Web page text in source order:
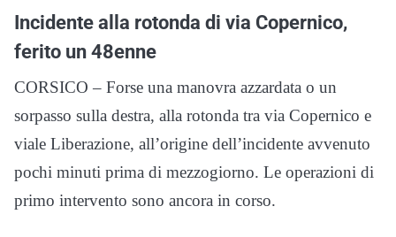
Incidente alla rotonda di via Copernico,
ferito un 48enne
CORSICO – Forse una manovra azzardata o un
sorpasso sulla destra, alla rotonda tra via Copernico e
viale Liberazione, all’origine dell’incidente avvenuto
pochi minuti prima di mezzogiorno. Le operazioni di
primo intervento sono ancora in corso.